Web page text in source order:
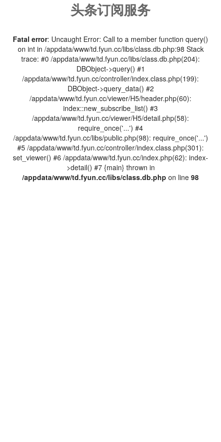
头条订阅服务
Fatal error: Uncaught Error: Call to a member function query()
on int in /appdata/www/td.fyun.cc/libs/class.db.php:98 Stack
trace: #0 /appdata/www/td.fyun.cc/libs/class.db.php(204):
DBObject->query() #1
/appdata/www/td.fyun.cc/controller/index.class.php(199):
DBObject->query_data() #2
/appdata/www/td.fyun.cc/viewer/H5/header.php(60):
index::new_subscribe_list() #3
/appdata/www/td.fyun.cc/viewer/H5/detail.php(58):
require_once('...') #4
/appdata/www/td.fyun.cc/libs/public.php(98): require_once('...')
#5 /appdata/www/td.fyun.cc/controller/index.class.php(301):
set_viewer() #6 /appdata/www/td.fyun.cc/index.php(62): index-
>detail() #7 {main} thrown in
/appdata/www/td.fyun.cc/libs/class.db.php on line 98